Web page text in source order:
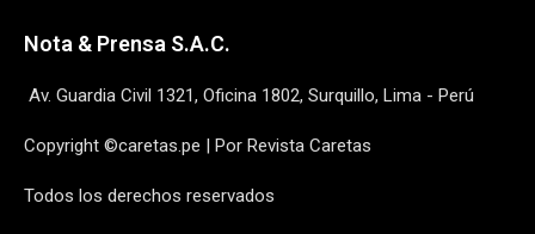
Nota & Prensa S.A.C.
Av. Guardia Civil 1321, Oficina 1802, Surquillo, Lima - Perú
Copyright ©caretas.pe | Por Revista Caretas
Todos los derechos reservados